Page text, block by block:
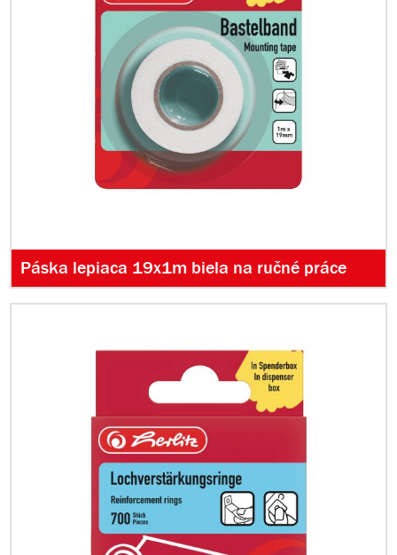
Páska lepiaca 19x1m biela na ručné práce